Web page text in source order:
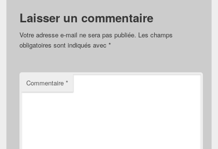
Laisser un commentaire
Votre adresse e-mail ne sera pas publiée. Les champs
obligatoires sont indiqués avec*
Commentaire*